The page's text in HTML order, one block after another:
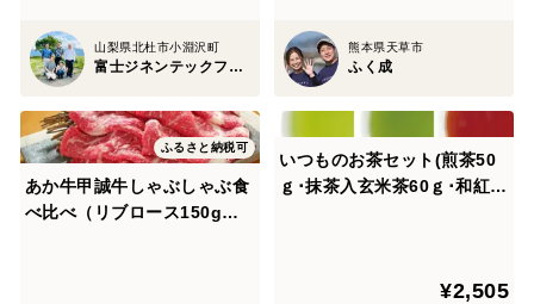
山梨県北杜市小淵沢町
富士ジネンテックファーム
熊本県天草市
ふく成
ふるさと納税可
あか牛甲誠牛しゃぶしゃぶ食
べ比べ（リブロース150g・
いつものお茶セット(煎茶50
ｇ･抹茶入玄米茶60ｇ･和紅茶
¥2,505